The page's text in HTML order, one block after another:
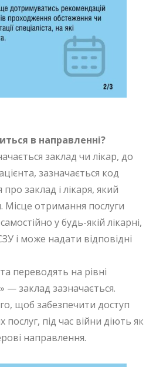
в направленні?
заклад чи лікар, до
зазначається код
заклад і лікаря, який
Місце отримання послуги
у будь-якій лікарні,
і може надати відповідні
переводять на рівні
— заклад зазначається.
щоб забезпечити доступ
послуг, під час війни діють як
направлення.